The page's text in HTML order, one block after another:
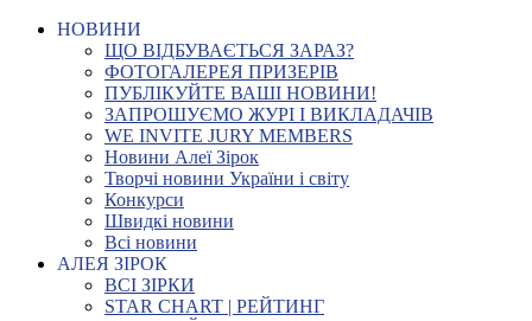
НОВИНИ
ЩО ВІДБУВАЄТЬСЯ ЗАРАЗ?
ФОТОГАЛЕРЕЯ ПРИЗЕРІВ
ПУБЛІКУЙТЕ ВАШІ НОВИНИ!
ЗАПРОШУЄМО ЖУРІ І ВИКЛАДАЧІВ
WE INVITE JURY MEMBERS
Новини Алеї Зірок
Творчі новини України і світу
Конкурси
Швидкі новини
Всі новини
АЛЕЯ ЗІРОК
ВСІ ЗІРКИ
STAR CHART | РЕЙТИНГ